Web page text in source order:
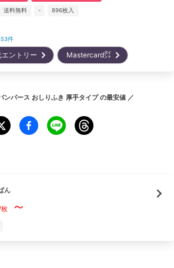
送料無料 - 896枚入
件
エントリー Mastercard㌽
ンパース おしりふき 厚手タイプの最安値 ／
ん
～